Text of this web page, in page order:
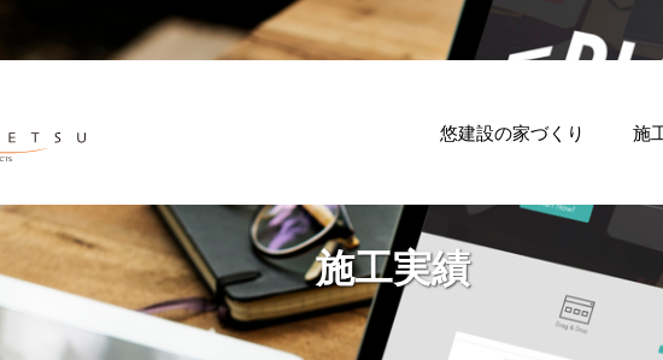
悠建設の家づくり 施
施工実績